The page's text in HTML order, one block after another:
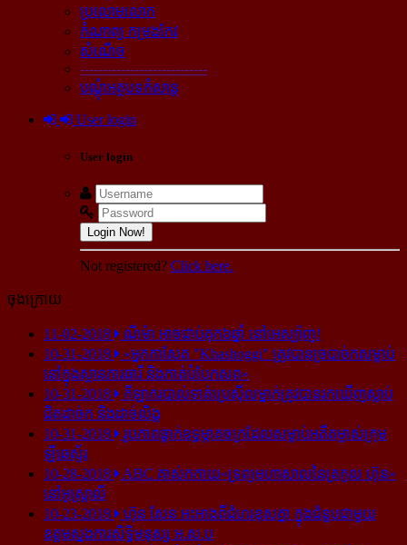
ប្រលោមលោក
កំណាព្យ កម្រងកែវ
សំណើច
----------------------------
បណ្ដុំអត្ថបទកំសាន្ដ
User login
User login
Login Now!
Not registered? Click here.
ចុងក្រោយ
11-02-2018
ណីម៉ា អាច​ជាប់​គុក​៦ឆ្នាំ នៅ​អេស្ប៉ាញ!
10-31-2018
«អ្នក​កាសែត "Khashoggi" ត្រូវ​បាន​ច្របាច់ក​សម្លាប់​
នៅ​ក្នុង​ស្ថាន​ភារធារី និង​កាត់​បំបែក​សព»
10-31-2018
កីឡាករ​បាល់ទាត់​ប្រេស៊ីល​ម្នាក់​ត្រូវ​បាន​រក​ឃើញ​ស្លាប់​
ជិត​ដាច់ក និង​ដាច់​លិង្គ
10-31-2018
រូបភាព​ធ្លាក់​ឧទ្ធម្ភាគចក្រ​ដែល​សម្លាប់​អតីត​ម្ចាស់​ក្រុម​
ឡីឆេស្ទ័រ
10-28-2018
ABC គាស់​កកាយ​«ទ្រព្យមហាសាល​នៃ​ត្រកូល ហ៊ុន»​
នៅ​អូស្ត្រាលី
10-23-2018
ហ៊ុន សែន អះអាង​ពី​ជំហរ​ខុស​គ្នា ក្នុង​ជំនួប​ជាមួយ​
ឧត្តម​ស្នងការ​សិទ្ធិ​មនុស្ស អ.ស.ប